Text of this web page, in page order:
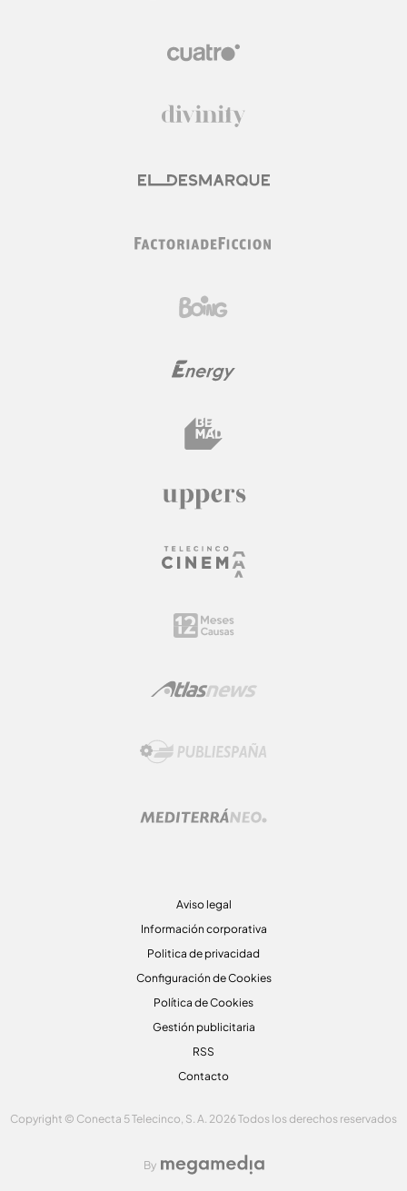
Aviso legal
Información corporativa
Politica de privacidad
Configuración de Cookies
Política de Cookies
Gestión publicitaria
RSS
Contacto
Copyright © Conecta 5 Telecinco, S. A. 2026 Todos los derechos reservados
By